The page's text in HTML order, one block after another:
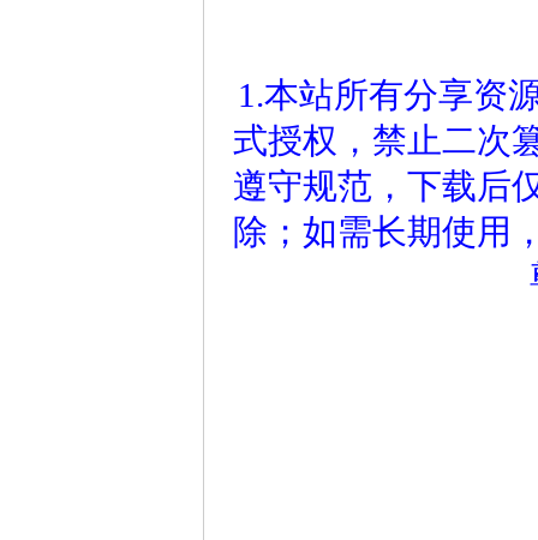
1.本站所有分享资
式授权，禁止二次
遵守规范，下载后
除；如需长期使用